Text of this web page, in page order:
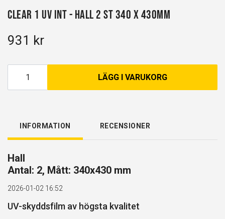
Clear 1 UV INT - Hall 2 st 340 x 430mm
931 kr
LÄGG I VARUKORG
INFORMATION RECENSIONER
Hall
Antal: 2, Mått: 340x430 mm
2026-01-02 16:52
UV-skyddsfilm av högsta kvalitet